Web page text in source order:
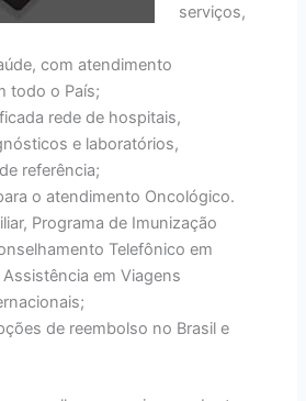
serviços,
com atendimento
todo o País;
rede de hospitais,
e laboratórios,
referência;
o atendimento Oncológico.
Programa de Imunização
Telefônico em
Assistência em Viagens
de reembolso no Brasil e